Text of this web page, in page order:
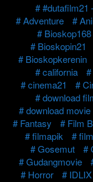
Adventure
Bioskop168
Bioskopin21
Bioskopkerenin
california
cinema21
download
download movie
Fantasy
Film
filmapik
Gosemut
Gudangmovie
Horror
IDLIX